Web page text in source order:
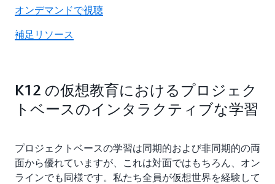
オンデマンドで視聴
補足リソース
K12 の仮想教育におけるプロジェク
トベースのインタラクティブな学習
プロジェクトベースの学習は同期的および非同期的の両
面から優れていますが、これは対面ではもちろん、オン
ラインでも同様です。私たち全員が仮想世界を経験して